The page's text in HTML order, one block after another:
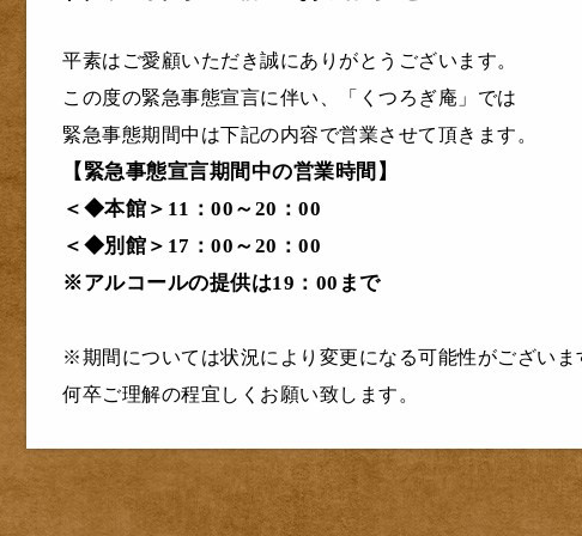
平素はご愛顧いただき誠にありがとうございます。
この度の緊急事態宣言に伴い、「くつろぎ庵」では
緊急事態期間中は下記の内容で営業させて頂きます。
【緊急事態宣言期間中の営業時間】
＜◆本館＞11：00～20：00
＜◆別館＞17：00～20：00
※アルコールの提供は19：00まで
※期間については状況により変更になる可能性がございま
何卒ご理解の程宜しくお願い致します。